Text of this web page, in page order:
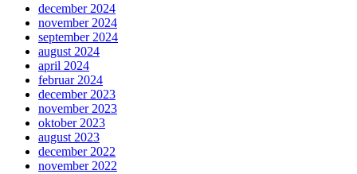
december 2024
november 2024
september 2024
august 2024
april 2024
februar 2024
december 2023
november 2023
oktober 2023
august 2023
december 2022
november 2022